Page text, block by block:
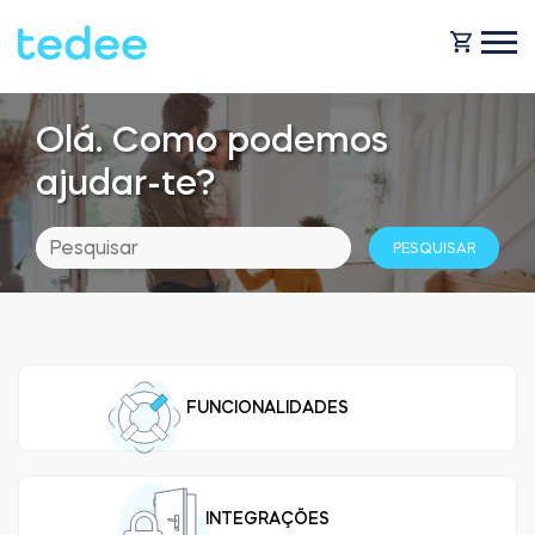
COMO FUNCIONA?
Casa
PRODUTOS
Fechaduras
Tedee GO
Tedee GO2
OBTENHA SUPORTE
Olá. Como podemos
ajudar-te?
FUNCIONALIDADES
INTEGRAÇÕES